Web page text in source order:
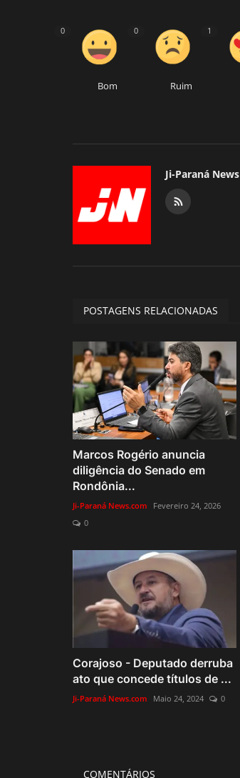
0
Bom
0
Ruim
1
Ji-Paraná News
POSTAGENS RELACIONADAS
Marcos Rogério anuncia
diligência do Senado em
Rondônia...
Ji-Paraná News.com
Fevereiro 24, 2026
0
Corajoso - Deputado derruba
ato que concede títulos de ...
Ji-Paraná News.com Maio 24, 2024 0
COMENTÁRIOS